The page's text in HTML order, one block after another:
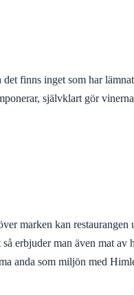
finns inget som har
självklart gör
marken kan
erbjuder man även mat
anda som miljön med